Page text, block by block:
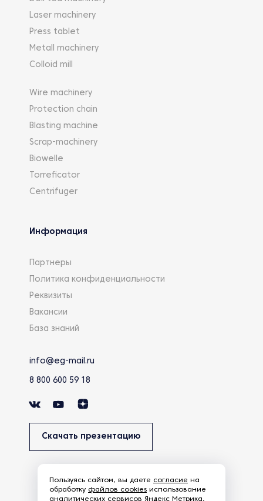
Laser machinery
Press tablet
Metall machinery
Colloid mill
Wire machinery
Protection chain
Blasting machine
Scrap-machinery
Biowelle
Torreficator
Centrifuger
Информация
Партнеры
Политика конфиденциальности
Реквизиты
Вакансии
База знаний
info@eg-mail.ru
8 800 600 59 18
Скачать презентацию
Пользуясь сайтом, вы даете согласие на
обработку файлов cookies использование
аналитических сервисов Яндекс Метрика,